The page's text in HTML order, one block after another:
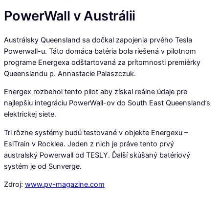
PowerWall v Austrálii
Austrálsky Queensland sa dočkal zapojenia prvého Tesla
Powerwall-u. Táto domáca batéria bola riešená v pilotnom
programe Energexa odštartovaná za prítomnosti premiérky
Queenslandu p. Annastacie Palaszczuk.
Energex rozbehol tento pilot aby získal reálne údaje pre
najlepšiu integráciu PowerWall-ov do South East Queensland’s
elektrickej siete.
Tri rôzne systémy budú testované v objekte Energexu –
EsiTrain v Rocklea. Jeden z nich je práve tento prvý
australský Powerwall od TESLY. Ďalší skúšaný batériový
systém je od Sunverge.
Zdroj: www.pv-magazine.com